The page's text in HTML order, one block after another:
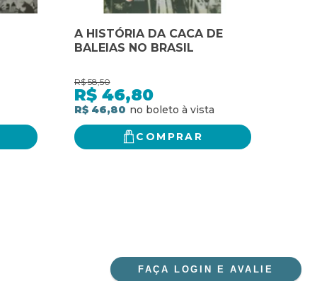
A HISTÓRIA DA CACA DE
BALEIAS NO BRASIL
R$ 58,50
R$ 46,80
R$ 46,80
COMPRAR
FAÇA LOGIN E AVALIE